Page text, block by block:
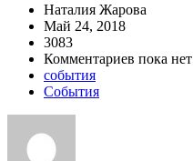
Наталия Жарова
Май 24, 2018
3083
Комментариев пока нет
события
События